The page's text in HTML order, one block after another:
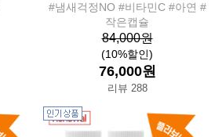
#냄새걱정NO #비타민C #아연 #
작은캡슐
84,000원
(10%할인)
76,000원
리뷰 288